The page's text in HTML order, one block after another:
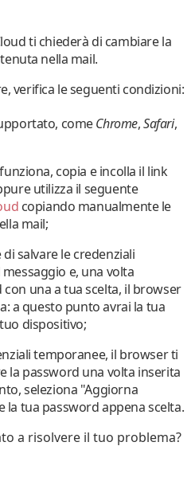
ti chiederà di cambiare la
nella mail.
verifica le seguenti condizioni:
comeChrome,Safari,
copia e incolla il link
utilizza il seguente
copiando manualmente le
mail;
disalvarele credenziali
e, una volta
una a tua scelta, il browser
a questo punto avrai la tua
dispositivo;
temporanee, il browser ti
la password una volta inserita
seleziona "Aggiorna
la tua password appena scelta.
a risolvere il tuo problema?